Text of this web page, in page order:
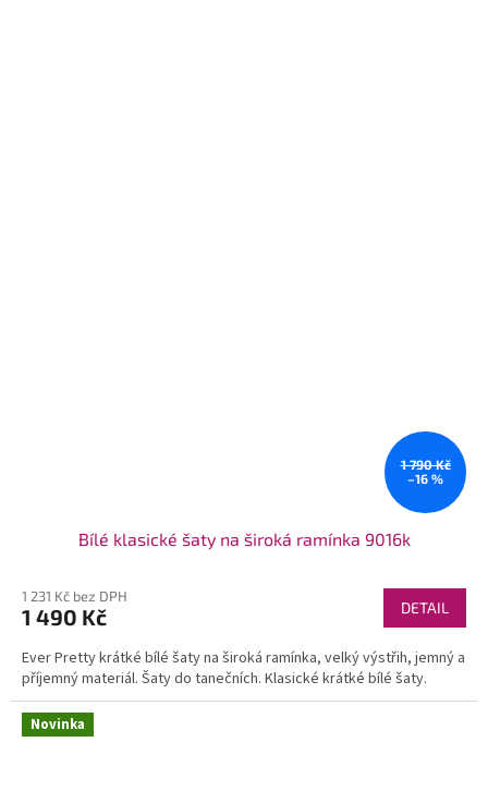
1 790 Kč
–16 %
Bílé klasické šaty na široká ramínka 9016k
1 231 Kč bez DPH
1 490 Kč DETAIL
Ever Pretty krátké bílé šaty na široká ramínka, velký výstřih, jemný a
příjemný materiál. Šaty do tanečních. Klasické krátké bílé šaty.
Novinka